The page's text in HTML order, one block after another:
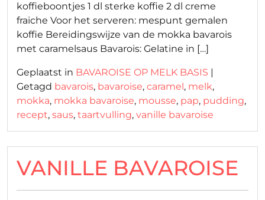
koffieboontjes 1 dl sterke koffie 2 dl creme
fraiche Voor het serveren: mespunt gemalen
koffie Bereidingswijze van de mokka bavarois
met caramelsaus Bavarois: Gelatine in […]
Geplaatst in BAVAROISE OP MELK BASIS |
Getagd bavarois, bavaroise, caramel , melk,
mokka, mokka bavaroise, mousse, pap, pudding,
recept, saus, taartvulling, vanille bavaroise
VANILLE BAVAROISE